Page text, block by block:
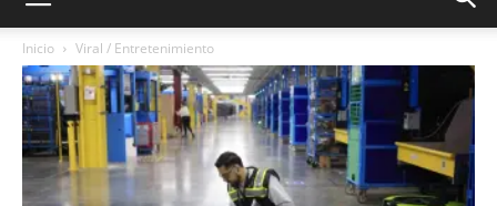
Provincia
Inicio Viral / Entretenimiento